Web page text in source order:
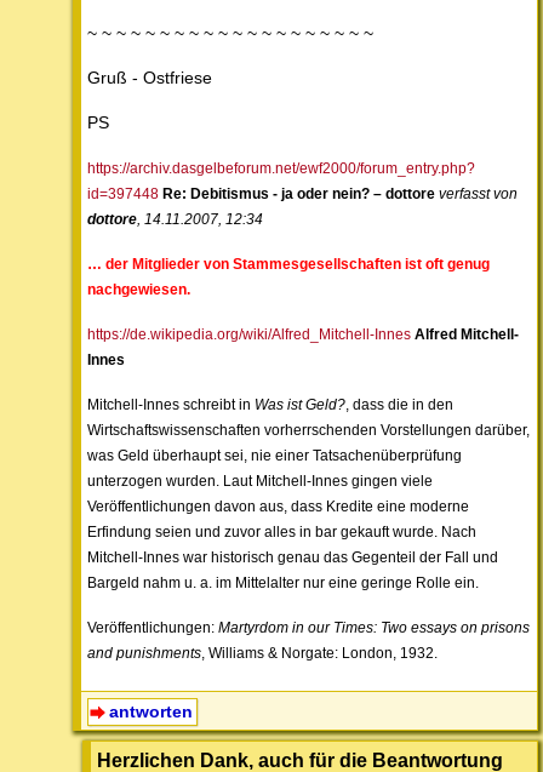
~ ~ ~ ~ ~ ~ ~ ~ ~ ~ ~ ~ ~ ~ ~ ~ ~ ~ ~ ~
Gruß - Ostfriese
PS
https://archiv.dasgelbeforum.net/ewf2000/forum_entry.php?
id=397448 Re: Debitismus - ja oder nein? – dottore verfasst von
dottore , 14.11.2007, 12:34
… der Mitglieder von Stammesgesellschaften ist oft genug
nachgewiesen.
https://de.wikipedia.org/wiki/Alfred_Mitchell-Innes Alfred Mitchell-
Innes
Mitchell-Innes schreibt in Was ist Geld? , dass die in den
Wirtschaftswissenschaften vorherrschenden Vorstellungen darüber,
was Geld überhaupt sei, nie einer Tatsachenüberprüfung
unterzogen wurden. Laut Mitchell-Innes gingen viele
Veröffentlichungen davon aus, dass Kredite eine moderne
Erfindung seien und zuvor alles in bar gekauft wurde. Nach
Mitchell-Innes war historisch genau das Gegenteil der Fall und
Bargeld nahm u. a. im Mittelalter nur eine geringe Rolle ein.
Veröffentlichungen: Martyrdom in our Times: Two essays on prisons
and punishments , Williams & Norgate: London, 1932.
antworten
Herzlichen Dank, auch für die Beantwortung